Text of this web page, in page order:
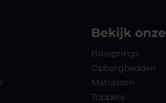
Bekijk onze
Boxsprings
Opbergbedden
Matrassen
Toppers